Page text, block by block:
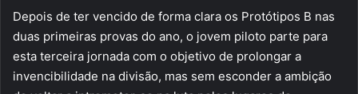
Depois de ter vencido de forma clara os Protótipos B nas
duas primeiras provas do ano, o jovem piloto parte para
esta terceira jornada com o objetivo de prolongar a
invencibilidade na divisão, mas sem esconder a ambição